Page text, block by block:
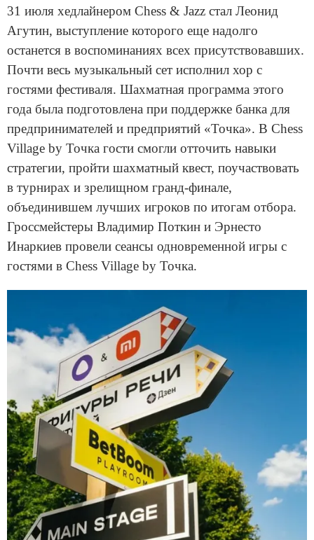
31 июля хедлайнером Chess & Jazz стал Леонид
Агутин, выступление которого еще надолго
останется в воспоминаниях всех присутствовавших.
Почти весь музыкальный сет исполнил хор с
гостями фестиваля. Шахматная программа этого
года была подготовлена при поддержке банка для
предпринимателей и предприятий «Точка». В Chess
Village by Точка гости смогли отточить навыки
стратегии, пройти шахматный квест, поучаствовать
в турнирах и зрелищном гранд-финале,
объединившем лучших игроков по итогам отбора.
Гроссмейстеры Владимир Поткин и Эрнесто
Инаркиев провели сеансы одновременной игры с
гостями в Chess Village by Точка.